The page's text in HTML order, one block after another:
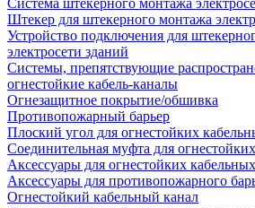
Система штекерного монтажа
Штекер для штекерного монтажа
Устройство подключения для
электросети зданий
Системы, препятствующие
огнестойкие кабель-каналы
Огнезащитное покрытие/обшивка
Противопожарный барьер
Плоский угол для огнестойких
Соединительная муфта для
Аксессуары для огнестойких
Аксессуары для противопожарного
Огнестойкий кабельный канал